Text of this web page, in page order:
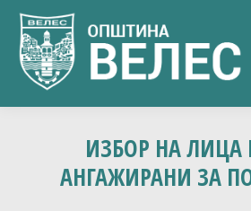
ИЗБОР НА ЛИЦА
АНГАЖИРАНИ ЗА